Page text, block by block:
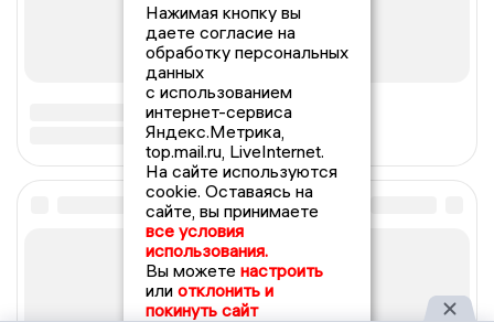
Нажимая кнопку вы
даете согласие на
обработку персональных
данных
с использованием
интернет-сервиса
Яндекс.Метрика,
top.mail.ru, LiveInternet.
На сайте используются
cookie. Оставаясь на
сайте, вы принимаете
все условия
использования.
Вы можете настроить
или отклонить и
покинуть сайт